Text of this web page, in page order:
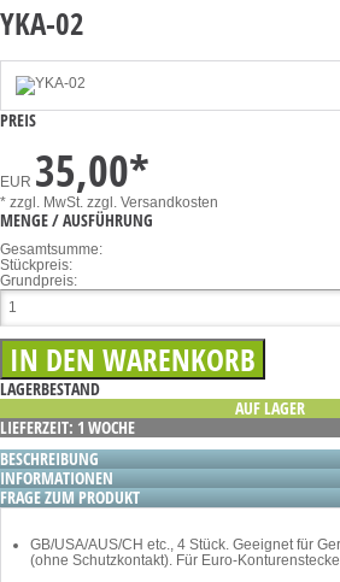
YKA-02
PREIS
EUR 35,00*
* zzgl. MwSt. zzgl. Versandkosten
MENGE / AUSFÜHRUNG
Gesamtsumme:
Stückpreis:
Grundpreis:
LAGERBESTAND
AUF LAGER
LIEFERZEIT: 1 WOCHE
BESCHREIBUNG
INFORMATIONEN
FRAGE ZUM PRODUKT
GB/USA/AUS/CH etc., 4 Stück. Geeignet für
(ohne Schutzkontakt). Für Euro-